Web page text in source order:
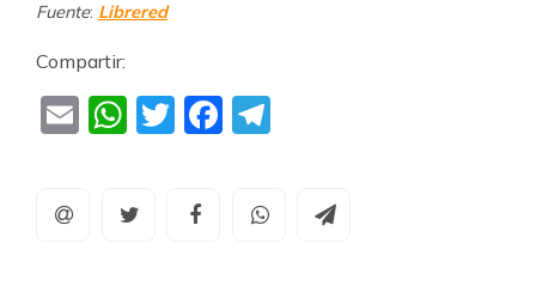
Fuente: Librered
Compartir:
EmailWhatsApp
TwitterFacebook